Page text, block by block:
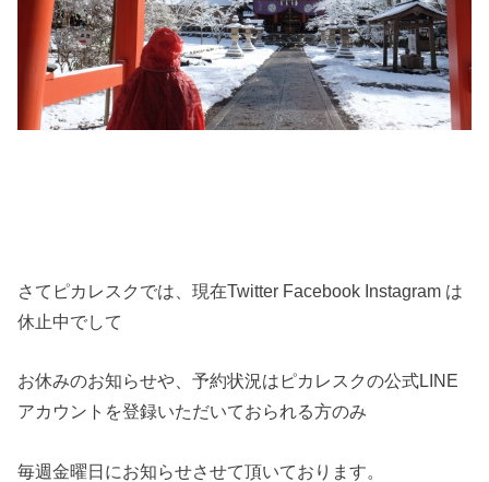
さてピカレスクでは、現在Twitter Facebook Instagram は
休止中でして
お休みのお知らせや、予約状況はピカレスクの公式LINE
アカウントを登録いただいておられる方のみ
毎週金曜日にお知らせさせて頂いております。